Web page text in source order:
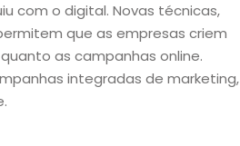
com o digital. Novas técnicas,
que as empresas criem
as campanhas online.
integradas de marketing,